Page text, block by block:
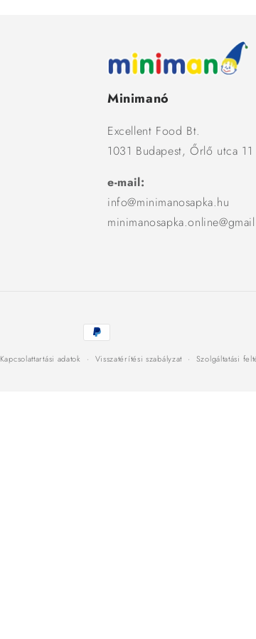
Minimanó
Excellent Food Bt.
1031 Budapest, Őrlő utca 11
e-mail:
info@minimanosapka.hu
Fizetési
módok
Kapcsolattartási adatok Visszatérítési szabályzat Szolgáltatási